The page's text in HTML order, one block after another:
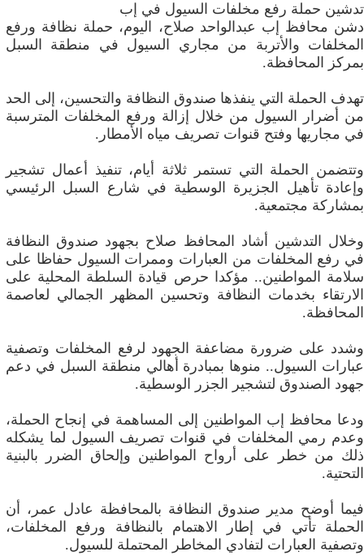
تدشين حملة رفع مخلفات السيول في إب
دشن محافظ إب عبدالواحد صلاح، اليوم، حملة نظافة ورفع
المخلفات والأتربة من مجاري السيول في منطقة السبل
بمركز المحافظة.
تهدف الحملة التي ينفذها صندوق النظافة والتحسين، إلى الحد
من أضرار السيول من خلال إزالة ورفع المخلفات المترسبة
في مجاريها وفتح قنوات تصريف مياه الأمطار.
وتتضمن الحملة التي تستمر ثلاثة أيام، تنفيذ أعمال تشجير
وإعادة تأهيل الجزيرة الوسطية في شارع السبل الرئيسي
بمشاركة مجتمعية.
وخلال التدشين أشاد المحافظ صلاح بجهود صندوق النظافة
في رفع المخلفات من العبارات وممرات السيول حفاظا على
سلامة المواطنين.. مؤكدا حرص قيادة السلطة المحلية على
الارتقاء بخدمات النظافة وتحسين المظهر الجمالي لعاصمة
المحافظة.
وشدد على ضرورة مضاعفة الجهود لرفع المخلفات وتصفية
عبارات السيول.. منوها بمبادرة أهالي منطقة السبل في دعم
جهود الصندوق لتشجير الجزر الوسطية.
ودعا محافظ إب المواطنين إلى المساهمة في إنجاح الحملة،
وعدم رمي المخلفات في قنوات تصريف السيول لما يشكله
ذلك من خطر على أرواح المواطنين وإلحاق الضرر بالبنية
التحتية.
فيما أوضح مدير صندوق النظافة بالمحافظة عادل عمر، أن
الحملة تأتي في إطار الاهتمام بالنظافة ورفع المخلفات،
وتصفية العبارات لتفادي المخاطر المحتملة للسيول.